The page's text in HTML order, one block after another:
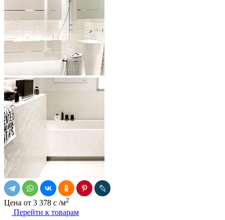
Цена от 3 378 c /м2
Перейти к товарам